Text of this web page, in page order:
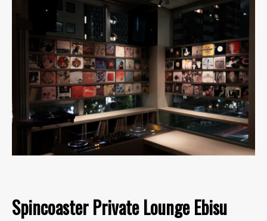
Spincoaster Private Lounge Ebisu